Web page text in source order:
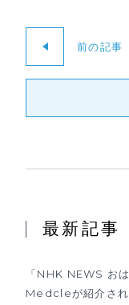
前の記事
最新記事
「NHK NEWS お
Medcleが紹介され